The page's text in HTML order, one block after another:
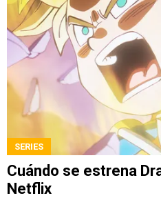
SERIES
Cuándo se estrena
Netflix